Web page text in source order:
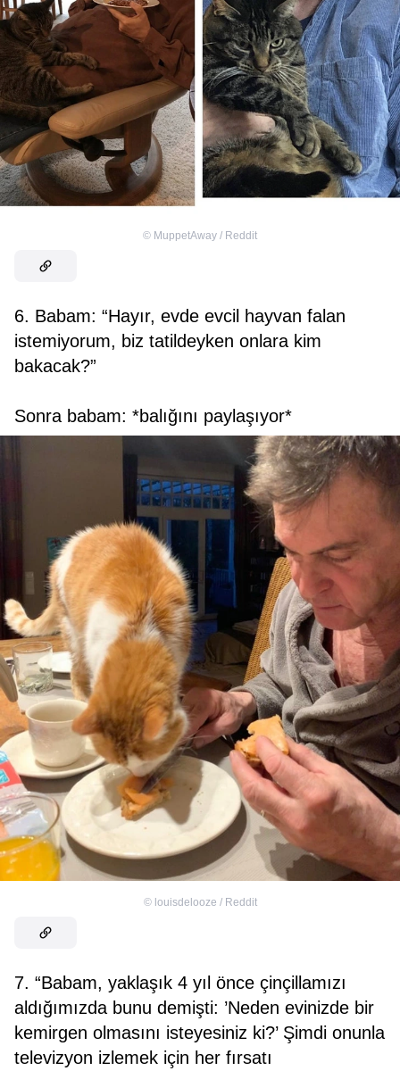
© MuppetAway / Reddit
6. Babam: “Hayır, evde evcil hayvan falan
istemiyorum, biz tatildeyken onlara kim
bakacak?”
Sonra babam: *balığını paylaşıyor*
© louisdelooze / Reddit
7. “Babam, yaklaşık 4 yıl önce çinçillamızı
aldığımızda bunu demişti: ’Neden evinizde bir
kemirgen olmasını isteyesiniz ki?’ Şimdi onunla
televizyon izlemek için her fırsatı